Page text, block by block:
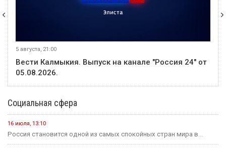
5 августа, 21:00
Вести Калмыкия. Выпуск на канале "Россия 24" от
05.08.2026.
Социальная сфера
16 июля, 13:10
Россия становится одной из самых спокойных стран мира в...